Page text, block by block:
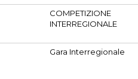
COMPETIZIONE
INTERREGIONALE
Gara Interregionale